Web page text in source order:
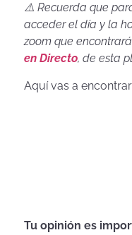
⚠️ Recuerda que
acceder el día y la
zoom que
en Directo, de esta
Aquí vas a
Tu opinión es